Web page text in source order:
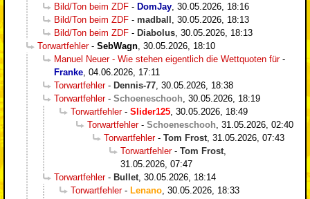
Bild/Ton beim ZDF - DomJay 30.05.2026, 18:16
Bild/Ton beim ZDF - madball
30.05.2026, 18:13
Bild/Ton beim ZDF - Diabolus 30.05.2026, 18:13
Torwartfehler- SebWagn 30.05.2026, 18:10
Manuel Neuer - Wie stehen eigentlich die Wettquoten für-
Franke 04.06.2026, 17:11
Torwartfehler- Dennis-77 30.05.2026, 18:38
Torwartfehler- Schoeneschooh 30.05.2026, 18:19
Torwartfehler- Slider125 30.05.2026, 18:49
Torwartfehler- Schoeneschooh 31.05.2026, 02:40
Torwartfehler- Tom Frost 31.05.2026, 07:43
Torwartfehler- Tom Frost
31.05.2026, 07:47
Torwartfehler- Bullet 30.05.2026, 18:14
Torwartfehler- Lenano 30.05.2026, 18:33